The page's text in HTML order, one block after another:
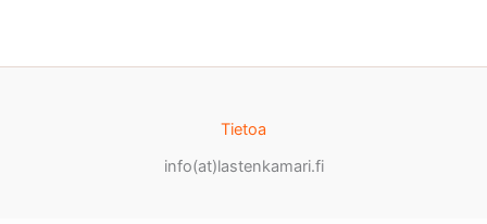
Tietoa
info(at)lastenkamari.fi